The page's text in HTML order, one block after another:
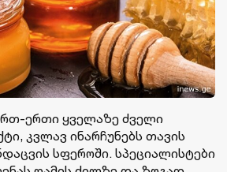
ერთი ყველაზე ძველი
კვლავ ინარჩუნებს თავის
სფეროში. სპეციალისტები